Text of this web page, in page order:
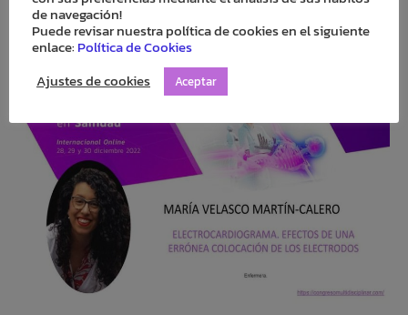
«RANA» (rojo, amarillo, negro, verde). Se recomienda
colocar V4 por debajo de la mama, a menos que la
inserción de la mama sea especialmente baja.
de navegación!
Puede revisar nuestra política de cookies en el siguiente
enlace: Política de Cookies
Ajustes de cookies
Aceptar